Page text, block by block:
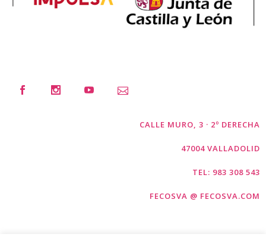
CALLE MURO, 3 · 2º DERECHA
47004 VALLADOLID
TEL: 983 308 543
FECOSVA @ FECOSVA.COM